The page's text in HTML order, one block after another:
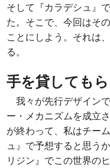
そして『カラデシュ』
た。そこで、今回はそ
ことにしよう。それは
る。
手を貸しても
我々が先行デザイン
ー・メカニズムを成立
が終わって、私はチー
ュ』で予想すると思う
リジン』でこの世界の